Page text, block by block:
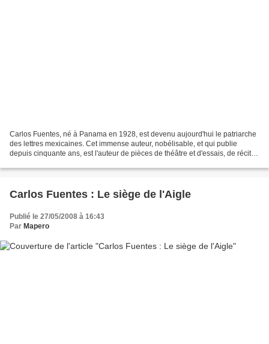
Carlos Fuentes, né à Panama en 1928, est devenu aujourd'hui le patriarche
des lettres mexicaines. Cet immense auteur, nobélisable, et qui publie
depuis cinquante ans, est l'auteur de pièces de théâtre et d'essais, de récits
Carlos Fuentes : Le siège de l'Aigle
Publié le 27/05/2008 à 16:43
Par Mapero